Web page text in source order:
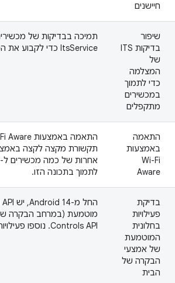
חיישנים
שיפור
בדיקות ITS
של
המצלמה
כדי לתמוך
במכשירים
מתקפלים
ItsService כדי לקבוע את המצלמות הפיזיות הזמינות בכל מצב קיפול/פתיחה.
התאמה
באמצעות
Wi-Fi
Aware
לתמוך בתכונה הזו.
בדיקת
פעילויות
בחלונית
המוטמעת
של אמצעי
הבקרה של
הבית
Controls API. נוספו פעילויות בדיקה חדשות כדי לאכוף את התנהגות ה-API.